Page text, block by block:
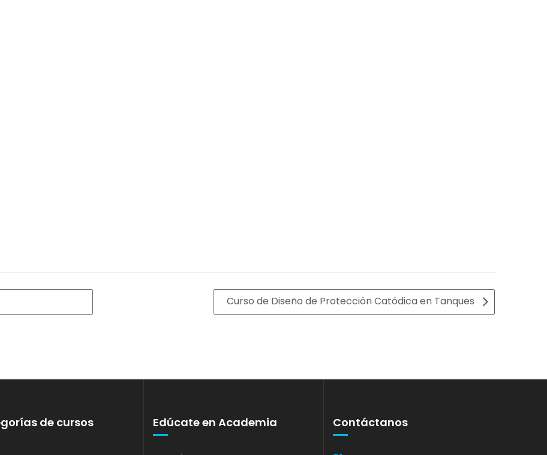
Curso de Diseño de Protección Catódica en Tanques
de cursos Edúcate en Academia Contáctanos